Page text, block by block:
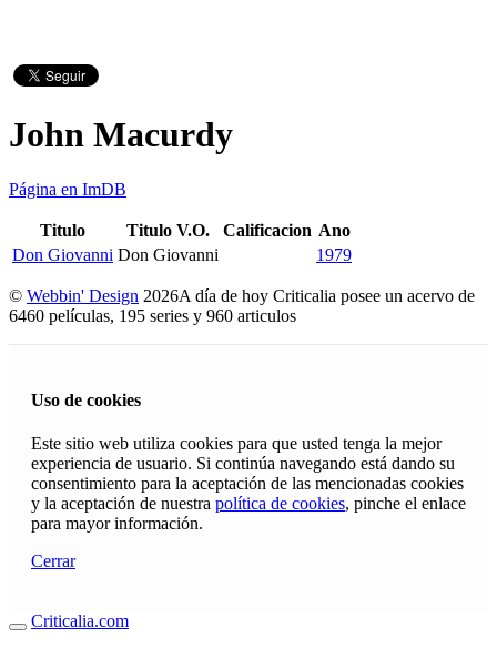
John Macurdy
Página en ImDB
Titulo Titulo V.O. Calificacion Ano
Don Giovanni Don Giovanni 1979
© Webbin' Design 2026A día de hoy Criticalia posee un acervo de
6460 películas, 195 series y 960 articulos
Uso de cookies
Este sitio web utiliza cookies para que usted tenga la mejor
experiencia de usuario. Si continúa navegando está dando su
consentimiento para la aceptación de las mencionadas cookies
y la aceptación de nuestra política de cookies, pinche el enlace
para mayor información.
Cerrar
Criticalia.com